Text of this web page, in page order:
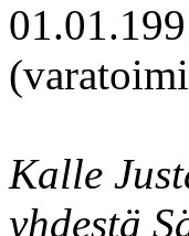
Kalle
yhdestä